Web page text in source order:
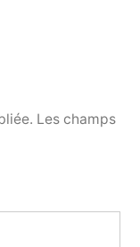
Les champs